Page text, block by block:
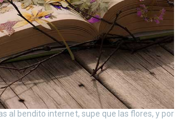
al bendito internet, supe que las flores, y por